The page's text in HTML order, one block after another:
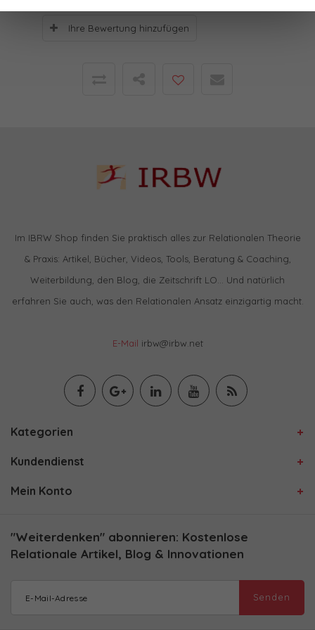
Ihre Bewertung hinzufügen
Im IBRW Shop finden Sie praktisch alles zur Relationalen Theorie
& Praxis: Artikel, Bücher, Videos, Tools, Beratung & Coaching,
Weiterbildung, den Blog, die Zeitschrift LO… Und natürlich
erfahren Sie auch, was den Relationalen Ansatz einzigartig macht.
E-Mail irbw@irbw.net
Kategorien
Kundendienst
Mein Konto
"Weiterdenken" abonnieren: Kostenlose
Relationale Artikel, Blog & Innovationen
Senden